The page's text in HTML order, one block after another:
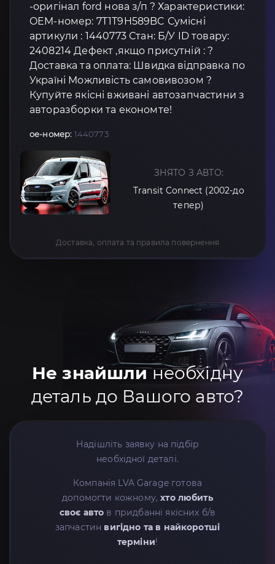
-оригінал ford нова з/п ? Характеристики:
OEM-номер: 7T1T9H589BC Сумісні
артикули : 1440773 Стан: Б/У ID товару:
2408214 Дефект ,якщо присутній : ?
Доставка та оплата: Швидка відправка по
Україні Можливість самовивозом ?
Купуйте якісні вживані автозапчастини з
авторазборки та економте!
oe-номер: 1440773
ЗНЯТО З АВТО:
Transit Connect (2002-до
тепер)
Доставка, оплата та правила повернення
Не знайшлинеобхідну
деталь до Вашого авто?
Надішліть заявку на підбір
необхідної деталі.
Компанія LVA Garage готова
допомогти кожному,хто любить
своє авто в придбанні якісних б/в
запчастин вигідно та в найкоротші
терміни!